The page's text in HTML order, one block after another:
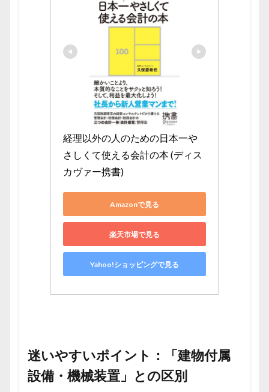
経理以外の人のための日本一や
さしくて使える会計の本 (ディス
カヴァー携書)
Amazonで見る
楽天市場で見る
Yahoo!ショッピングで見る
迷いやすいポイント：「建物付属
設備・機械装置」との区別